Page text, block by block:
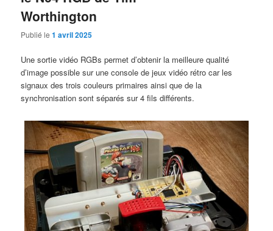
Worthington
Publié le1 avril 2025
Une sortie vidéo RGBs permet d’obtenir la meilleure qualité
d’image possible sur une console de jeux vidéo rétro car les
signaux des trois couleurs primaires ainsi que de la
synchronisation sont séparés sur 4 fils différents.